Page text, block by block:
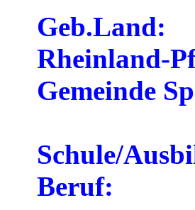
Geb.Land:
Rheinland-
Gemeinde
Schule/
Beruf: